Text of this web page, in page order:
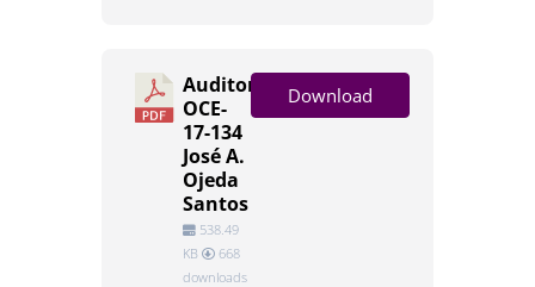
Auditoría
OCE-
17-134
José A.
Ojeda
Santos
538.49
KB
668
downloads
Download